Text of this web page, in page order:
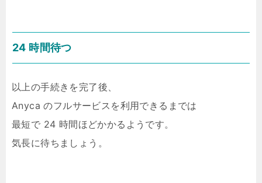
24 時間待つ
以上の手続きを完了後、
Anyca のフルサービスを利用できるまでは
最短で 24 時間ほどかかるようです。
気長に待ちましょう。